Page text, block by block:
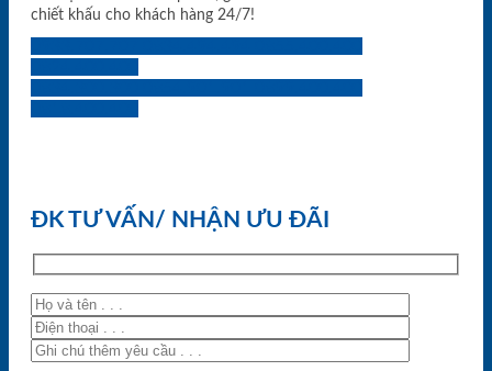
chiết khấu cho khách hàng 24/7!
ĐK TƯ VẤN/ NHẬN ƯU ĐÃI